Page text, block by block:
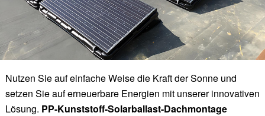
Nutzen Sie auf einfache Weise die Kraft der Sonne und
setzen Sie auf erneuerbare Energien mit unserer innovativen
Lösung. PP-Kunststoff-Solarballast-Dachmontage